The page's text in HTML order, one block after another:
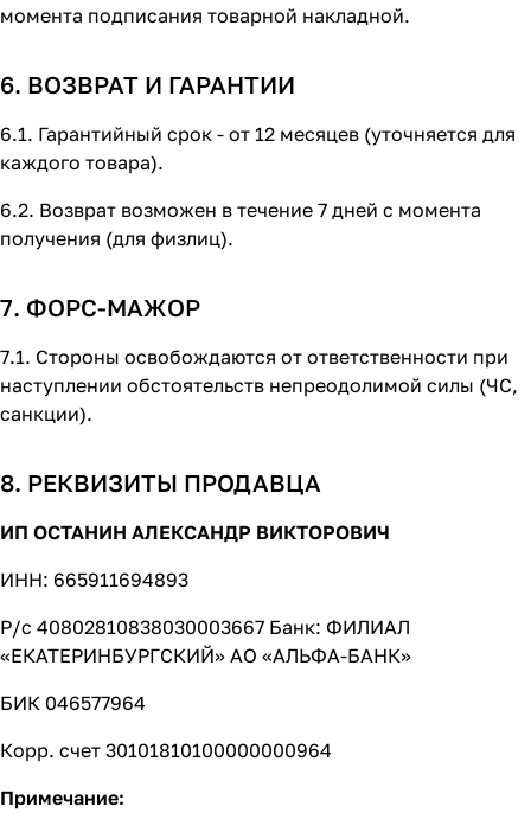
момента подписания товарной накладной.
6. ВОЗВРАТ И ГАРАНТИИ
6.1. Гарантийный срок - от 12 месяцев (уточняется для
каждого товара).
6.2. Возврат возможен в течение 7 дней с момента
получения (для физлиц).
7. ФОРС-МАЖОР
7.1. Стороны освобождаются от ответственности при
наступлении обстоятельств непреодолимой силы (ЧС,
санкции).
8. РЕКВИЗИТЫ ПРОДАВЦА
ИП ОСТАНИН АЛЕКСАНДР ВИКТОРОВИЧ
ИНН: 665911694893
Р/с 40802810838030003667 Банк: ФИЛИАЛ
«ЕКАТЕРИНБУРГСКИЙ» АО «АЛЬФА-БАНК»
БИК 046577964
Корр. счет 30101810100000000964
Примечание: